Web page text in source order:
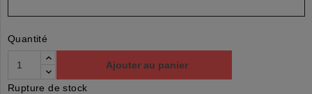
Quantité
Ajouter au panier
Rupture de stock